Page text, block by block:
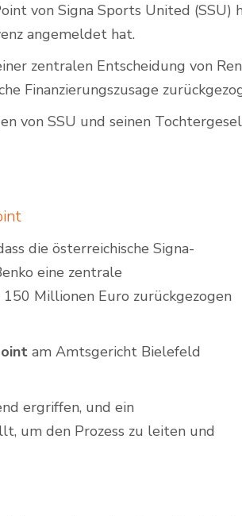
von Signa Sports United
angemeldet hat.
zentralen Entscheidung von
Finanzierungszusage
von SSU und seinen
die österreichische Signa-
eine zentrale
150 Millionen Euro zurückgezogen
am Amtsgericht Bielefeld
ergriffen, und ein
um den Prozess zu leiten und